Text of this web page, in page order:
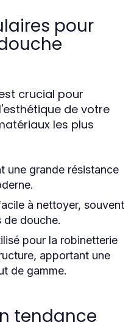
pour
crucial pour
de votre
les plus
une grande résistance
à nettoyer, souvent
de douche.
pour la robinetterie
apportant une
de gamme.
tendance